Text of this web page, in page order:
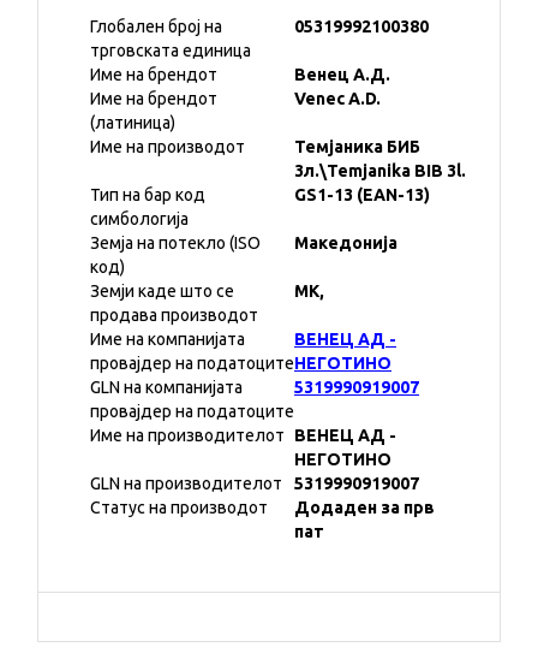
Глобален број на
трговската единица
05319992100380
Име на брендот
Венец А.Д.
Име на брендот
(латиница)
Venec A.D.
Име на производот
Темјаника БИБ
3л.\Temjanika BIB 3l.
Тип на бар код
симбологија
GS1-13 (EAN-13)
Земја на потекло (ISO
код)
Македонија
Земји каде што се
продава производот
MK,
Име на компанијата
провајдер на податоците
ВЕНЕЦ АД -
НЕГОТИНО
GLN на компанијата
провајдер на податоците
5319990919007
Име на производителот
ВЕНЕЦ АД -
НЕГОТИНО
GLN на производителот
5319990919007
Статус на производот
Додаден за прв
пат